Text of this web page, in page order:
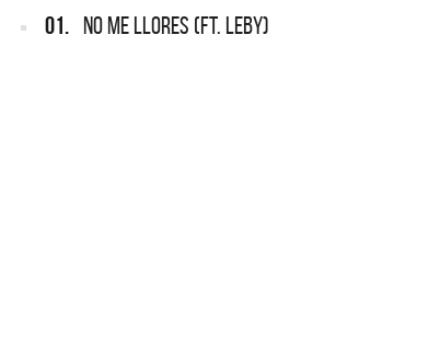
01. NO ME LLORES (FT. LEBY)